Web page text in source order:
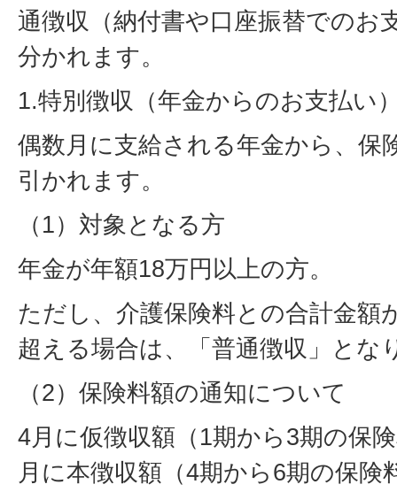
通徴収（納付書や口座振替でのお
分かれます。
1.特別徴収（年金からのお支払い
偶数月に支給される年金から、保
引かれます。
（1）対象となる方
年金が年額18万円以上の方。
ただし、介護保険料との合計金額
超える場合は、「普通徴収」とな
（2）保険料額の通知について
4月に仮徴収額（1期から3期の保
月に本徴収額（4期から6期の保険